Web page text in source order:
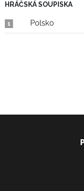
HRÁČSKÁ SOUPISKA
1 Polsko